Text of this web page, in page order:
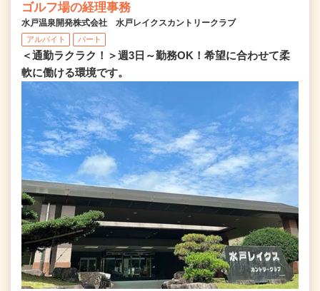
ゴルフ場の経理事務
水戸温泉開発株式会社 水戸レイクスカントリークラブ
アルバイト パート
＜通勤ラクラク！＞週3日～勤務OK！希望に合わせて柔
軟に働ける環境です。